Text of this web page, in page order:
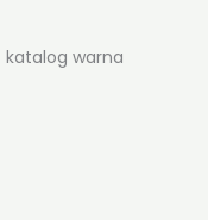
warna